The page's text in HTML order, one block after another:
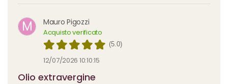
M Mauro Pigozzi
Acquisto verificato
(5.0)
12/07/2026 10:10:15
Olio extravergine